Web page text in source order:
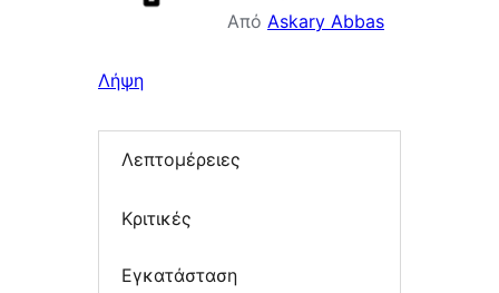
Από Askary Abbas
Λήψη
Λεπτομέρειες
Κριτικές
Εγκατάσταση